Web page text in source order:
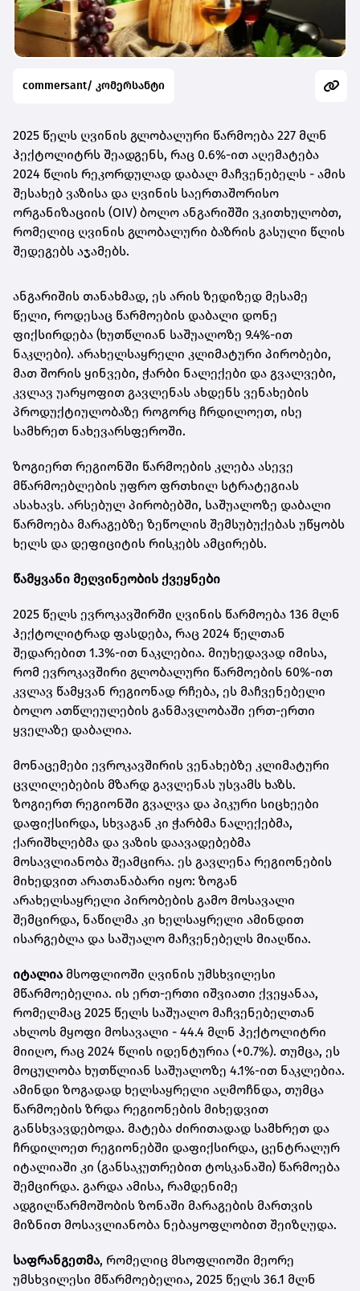
commersant/ კომერსანტი
2025 წელს ღვინის გლობალური წარმოება 227 მლნ
ჰექტოლიტრს შეადგენს, რაც 0.6%-ით აღემატება
2024 წლის რეკორდულად დაბალ მაჩვენებელს - ამის
შესახებ ვაზისა და ღვინის საერთაშორისო
ორგანიზაციის (OIV) ბოლო ანგარიშში ვკითხულობთ,
რომელიც ღვინის გლობალური ბაზრის გასული წლის
შედეგებს აჯამებს.
ანგარიშის თანახმად, ეს არის ზედიზედ მესამე
წელი, როდესაც წარმოების დაბალი დონე
ფიქსირდება (ხუთწლიან საშუალოზე 9.4%-ით
ნაკლები). არახელსაყრელი კლიმატური პირობები,
მათ შორის ყინვები, ჭარბი ნალექები და გვალვები,
კვლავ უარყოფით გავლენას ახდენს ვენახების
პროდუქტიულობაზე როგორც ჩრდილოეთ, ისე
სამხრეთ ნახევარსფეროში.
ზოგიერთ რეგიონში წარმოების კლება ასევე
მწარმოებლების უფრო ფრთხილ სტრატეგიას
ასახავს. არსებულ პირობებში, საშუალოზე დაბალი
წარმოება მარაგებზე ზეწოლის შემსუბუქებას უწყობს
ხელს და დეფიციტის რისკებს ამცირებს.
წამყვანი მეღვინეობის ქვეყნები
2025 წელს ევროკავშირში ღვინის წარმოება 136 მლნ
ჰექტოლიტრად ფასდება, რაც 2024 წელთან
შედარებით 1.3%-ით ნაკლებია. მიუხედავად იმისა,
რომ ევროკავშირი გლობალური წარმოების 60%-ით
კვლავ წამყვან რეგიონად რჩება, ეს მაჩვენებელი
ბოლო ათწლეულების განმავლობაში ერთ-ერთი
ყველაზე დაბალია.
მონაცემები ევროკავშირის ვენახებზე კლიმატური
ცვლილებების მზარდ გავლენას უსვამს ხაზს.
ზოგიერთ რეგიონში გვალვა და პიკური სიცხეები
დაფიქსირდა, სხვაგან კი ჭარბმა ნალექებმა,
ქარიშხლებმა და ვაზის დაავადებებმა
მოსავლიანობა შეამცირა. ეს გავლენა რეგიონების
მიხედვით არათანაბარი იყო: ზოგან
არახელსაყრელი პირობების გამო მოსავალი
შემცირდა, ნაწილმა კი ხელსაყრელი ამინდით
ისარგებლა და საშუალო მაჩვენებელს მიაღწია.
იტალია მსოფლიოში ღვინის უმსხვილესი
მწარმოებელია. ის ერთ-ერთი იშვიათი ქვეყანაა,
რომელმაც 2025 წელს საშუალო მაჩვენებელთან
ახლოს მყოფი მოსავალი - 44.4 მლნ ჰექტოლიტრი
მიიღო, რაც 2024 წლის იდენტურია (+0.7%). თუმცა, ეს
მოცულობა ხუთწლიან საშუალოზე 4.1%-ით ნაკლებია.
ამინდი ზოგადად ხელსაყრელი აღმოჩნდა, თუმცა
წარმოების ზრდა რეგიონების მიხედვით
განსხვავდებოდა. მატება ძირითადად სამხრეთ და
ჩრდილოეთ რეგიონებში დაფიქსირდა, ცენტრალურ
იტალიაში კი (განსაკუთრებით ტოსკანაში) წარმოება
შემცირდა. გარდა ამისა, რამდენიმე
ადგილწარმოშობის ზონაში მარაგების მართვის
მიზნით მოსავლიანობა ნებაყოფლობით შეიზღუდა.
საფრანგეთმა, რომელიც მსოფლიოში მეორე
უმსხვილესი მწარმოებელია, 2025 წელს 36.1 მლნ